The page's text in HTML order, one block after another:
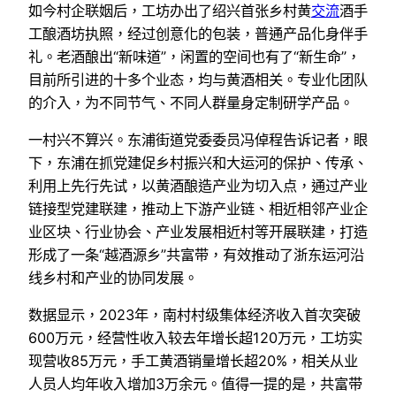
如今村企联姻后，工坊办出了绍兴首张乡村黄交流酒手
工酿酒坊执照，经过创意化的包装，普通产品化身伴手
礼。老酒酿出“新味道”，闲置的空间也有了“新生命”，
目前所引进的十多个业态，均与黄酒相关。专业化团队
的介入，为不同节气、不同人群量身定制研学产品。
一村兴不算兴。东浦街道党委委员冯倬程告诉记者，眼
下，东浦在抓党建促乡村振兴和大运河的保护、传承、
利用上先行先试，以黄酒酿造产业为切入点，通过产业
链接型党建联建，推动上下游产业链、相近相邻产业企
业区块、行业协会、产业发展相近村等开展联建，打造
形成了一条“越酒源乡”共富带，有效推动了浙东运河沿
线乡村和产业的协同发展。
数据显示，2023年，南村村级集体经济收入首次突破
600万元，经营性收入较去年增长超120万元，工坊实
现营收85万元，手工黄酒销量增长超20%，相关从业
人员人均年收入增加3万余元。值得一提的是，共富带